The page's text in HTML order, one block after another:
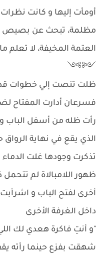
أومأت إليها و كانت
مظلمة، تبحث عن بصيص
العتمة المخيفة، لا تعلم
༺༻
ظلت تنصت إلي خطوات
فسرعان أدارت المفتاح
رأت ظله من أسفل الباب و
الذي يقع في نهاية الرواق
تذكرت وجودها غلت
ظهور اللامبالاة لم تتحمل
أخرى لفتح الباب و
داخل الغرفة الأخرى
"و أنتِ فاكرة هعدي لك
شهقت بفزع حينما رأته